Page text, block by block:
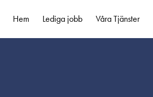
Hem Lediga jobb Våra Tjänster